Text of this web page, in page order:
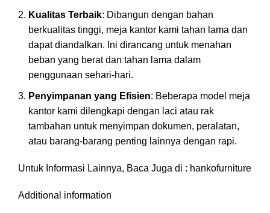
Kualitas Terbaik: Dibangun dengan bahan
berkualitas tinggi, meja kantor kami tahan lama dan
dapat diandalkan. Ini dirancang untuk menahan
beban yang berat dan tahan lama dalam
penggunaan sehari-hari.
Penyimpanan yang Efisien: Beberapa model meja
kantor kami dilengkapi dengan laci atau rak
tambahan untuk menyimpan dokumen, peralatan,
atau barang-barang penting lainnya dengan rapi.
Untuk Informasi Lainnya, Baca Juga di : hankofurniture
Additional information